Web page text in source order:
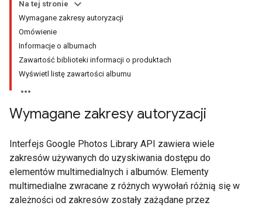
Na tej stronie
Wymagane zakresy autoryzacji
Omówienie
Informacje o albumach
Zawartość biblioteki informacji o produktach
Wyświetl listę zawartości albumu
Wymagane zakresy autoryzacji
Interfejs Google Photos Library API zawiera wiele
zakresów używanych do uzyskiwania dostępu do
elementów multimedialnych i albumów. Elementy
multimedialne zwracane z różnych wywołań różnią się w
zależności od zakresów zostały zażądane przez